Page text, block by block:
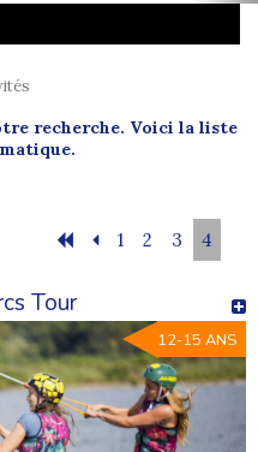
recherche. Voici la liste
1 2 3 4
Tour
12-15 ANS